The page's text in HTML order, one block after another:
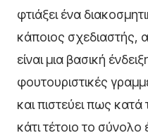
φτιάξει ένα
κάποιος σχεδιαστής,
είναι μια βασική
φουτουριστικές
και πιστεύει πως
κάτι τέτοιο το σύνολο